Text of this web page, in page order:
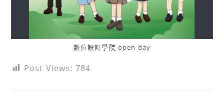
數位設計學院 open day
Post Views: 784